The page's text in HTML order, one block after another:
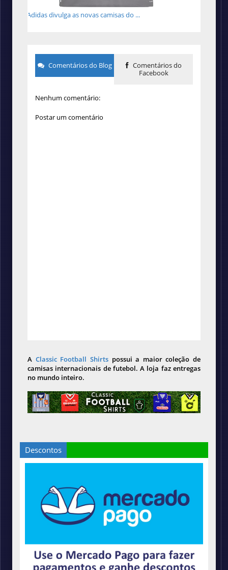
Adidas divulga as novas camisas do ...
Comentários do Blog
Comentários do
Facebook
Nenhum comentário:
Postar um comentário
A Classic Football Shirts possui a maior coleção de
camisas internacionais de futebol. A loja faz entregas
no mundo inteiro.
Descontos